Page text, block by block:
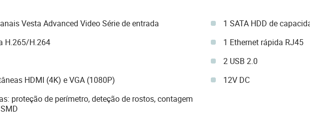
Vesta Advanced Video Série de entrada
H.265/H.264
HDMI (4K) e VGA (1080P)
proteção de perímetro, deteção de rostos, contagem
1 SATA HDD de
1 Ethernet rápida RJ45
2 USB 2.0
12V DC